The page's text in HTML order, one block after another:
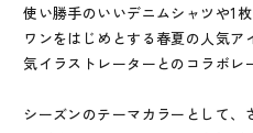
使い勝手のいいデニムシャツや1
ワンをはじめとする春夏の人気ア
気イラストレーターとのコラボレ
シーズンのテーマカラーとして、